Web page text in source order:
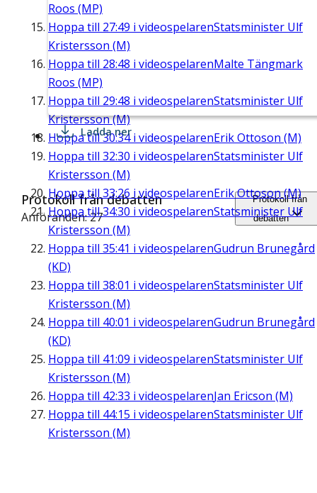
Roos (MP)
Hoppa till 27:49 i videospelarenStatsminister Ulf
Kristersson (M)
Hoppa till 28:48 i videospelarenMalte Tängmark
Roos (MP)
Hoppa till 29:48 i videospelarenStatsminister Ulf
Kristersson (M)
Hoppa till30:34i videospelarenErik Ottoson (M)
Hoppa till 32:30 i videospelarenStatsminister Ulf
Kristersson (M)
Hoppa till 33:26 i videospelarenErik Ottoson (M)
Hoppa till34:30 i videospelarenStatsminister Ulf
Kristersson (M)
Hoppa till 35:41 i videospelarenGudrun Brunegård
(KD)
Hoppa till 38:01 i videospelarenStatsminister Ulf
Kristersson (M)
Hoppa till 40:01 i videospelarenGudrun Brunegård
(KD)
Hoppa till 41:09 i videospelarenStatsminister Ulf
Kristersson (M)
Hoppa till 42:33 i videospelarenJan Ericson (M)
Hoppa till 44:15 i videospelarenStatsminister Ulf
Kristersson (M)
Ladda ner
Protokoll från debatten
Anföranden: 27
Protokoll från
debatten